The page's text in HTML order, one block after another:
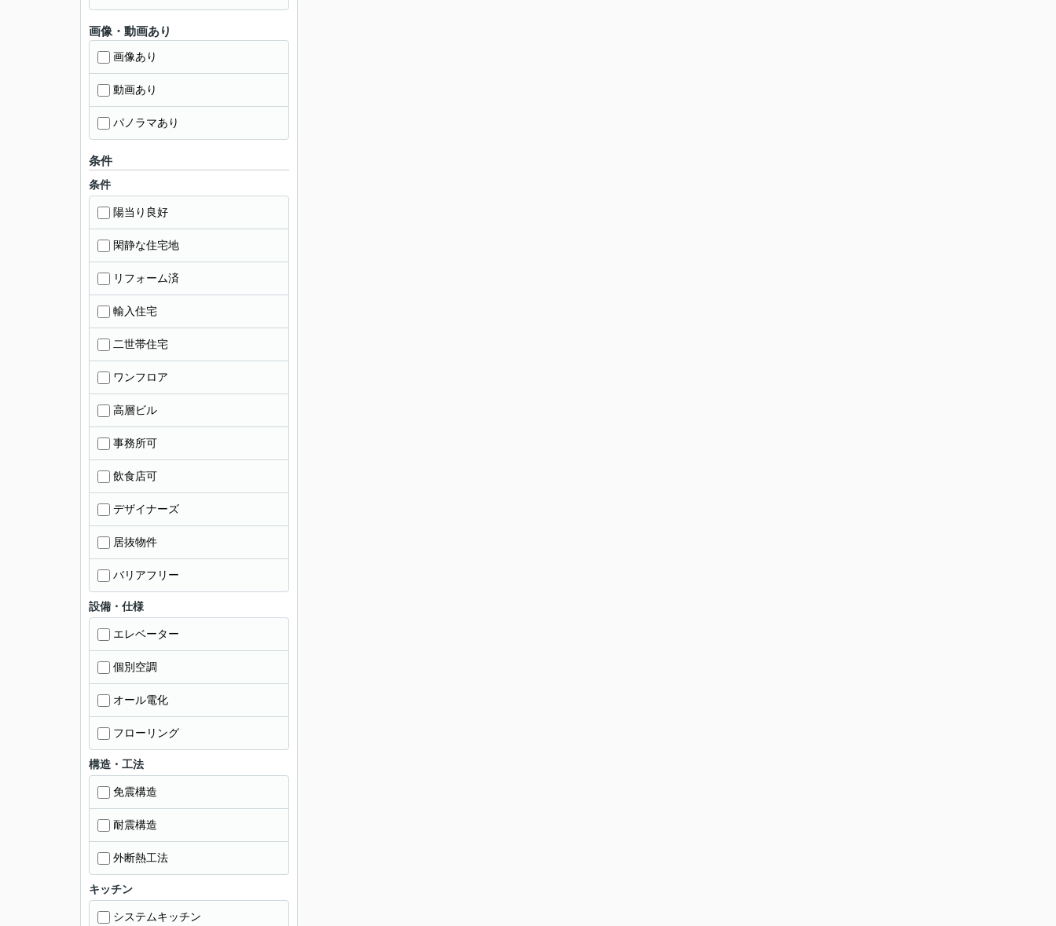
画像・動画あり
画像あり
動画あり
パノラマあり
条件
条件
陽当り良好
閑静な住宅地
リフォーム済
輸入住宅
二世帯住宅
ワンフロア
高層ビル
事務所可
飲食店可
デザイナーズ
居抜物件
バリアフリー
設備・仕様
エレベーター
個別空調
オール電化
フローリング
構造・工法
免震構造
耐震構造
外断熱工法
キッチン
システムキッチン